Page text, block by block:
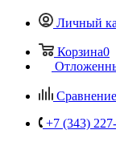
Личный
Корзина0
+7 (343)